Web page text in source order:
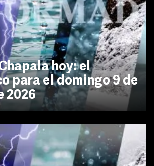
hoy: el
para el domingo 9 de
2026